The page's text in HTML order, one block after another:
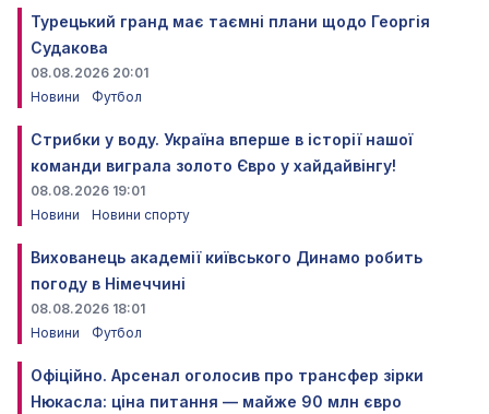
Турецький гранд має таємні плани щодо Георгія
Судакова
08.08.2026 20:01
Новини
Футбол
Стрибки у воду. Україна вперше в історії нашої
команди виграла золото Євро у хайдайвінгу!
08.08.2026 19:01
Новини
Новини спорту
Вихованець академії київського Динамо робить
погоду в Німеччині
08.08.2026 18:01
Новини
Футбол
Офіційно. Арсенал оголосив про трансфер зірки
Нюкасла: ціна питання — майже 90 млн євро